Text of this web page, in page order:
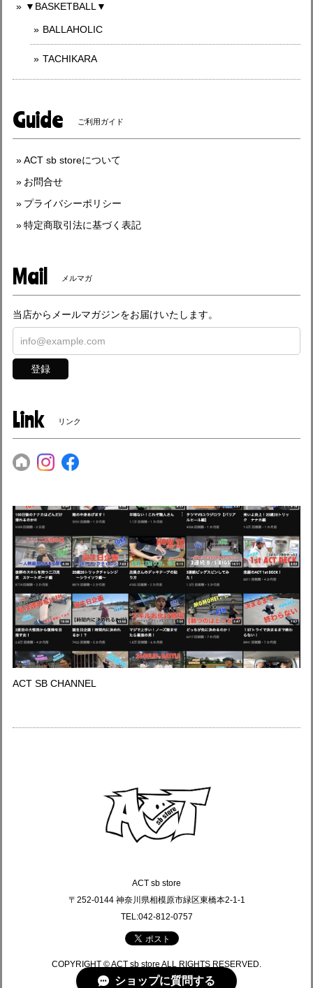
▼BASKETBALL▼
BALLAHOLIC
TACHIKARA
Guide ご利用ガイド
ACT sb storeについて
お問合せ
プライバシーポリシー
特定商取引法に基づく表記
Mail メルマガ
当店からメールマガジンをお届けいたします。
登録
Link リンク
ACT SB CHANNEL
ACT sb store
〒252-0144 神奈川県相模原市緑区東橋本2-1-1
TEL:042-812-0757
COPYRIGHT © ACT sb store ALL RIGHTS RESERVED.
ショップに質問する